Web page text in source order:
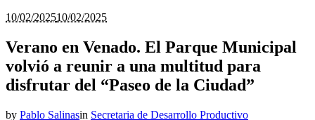
10/02/202510/02/2025
Verano en Venado. El Parque Municipal
volvió a reunir a una multitud para
disfrutar del “Paseo de la Ciudad”
by Pablo Salinasin Secretaria de Desarrollo Productivo